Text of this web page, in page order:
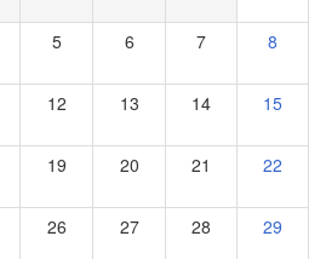
5 6 7 8
12 13 14 15
19 20 21 22
26 27 28 29